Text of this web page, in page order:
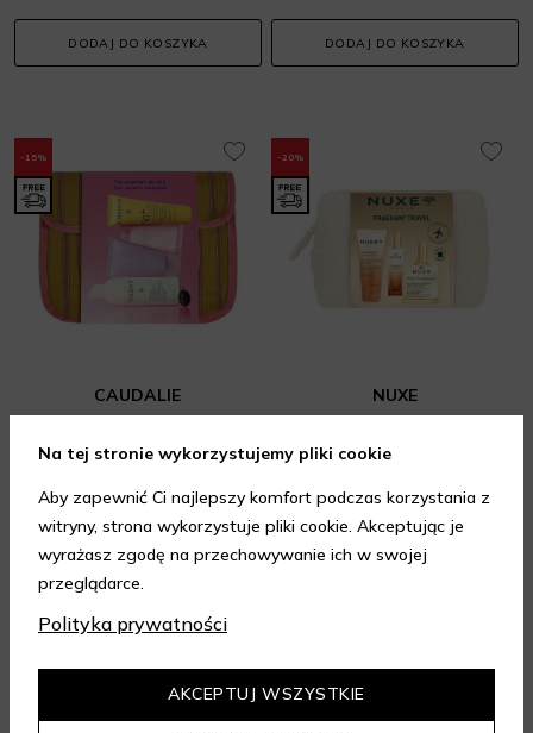
DODAJ DO KOSZYKA DODAJ DO KOSZYKA
-15%
CAUDALIE
Zestaw do pielęgnacji twarzy dla niej
Najniższa cena z 30 dni: 71,20 zł
DODAJ DO KOSZYKA
-20%
NUXE
Zestawy kosmetyków damskich
Najniższa cena z 30 dni: 208 zł
DODAJ DO KOSZYKA
-12% -12%
Na tej stronie wykorzystujemy pliki cookie
Aby zapewnić Ci najlepszy komfort podczas korzystania z
witryny, strona wykorzystuje pliki cookie. Akceptując je
wyrażasz zgodę na przechowywanie ich w swojej
przeglądarce.
Polityka prywatności
AKCEPTUJ WSZYSTKIE